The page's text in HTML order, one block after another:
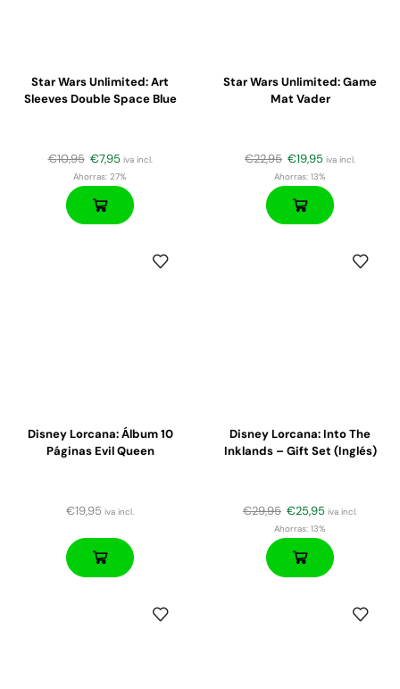
Star Wars Unlimited: Art
Sleeves Double Space Blue
€10,95 €7,95 iva incl.
Ahorras: 27%
Star Wars Unlimited: Game
Mat Vader
€22,95 €19,95 iva incl.
Ahorras: 13%
Disney Lorcana: Álbum 10
Páginas Evil Queen
€19,95 iva incl.
Disney Lorcana: Into The
Inklands – Gift Set (Inglés)
€29,95 €25,95 iva incl.
Ahorras: 13%